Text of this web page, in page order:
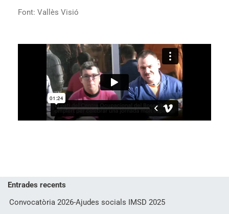
Font: Vallès Visió
Entrades recents
Convocatòria 2026-Ajudes socials IMSD 2025